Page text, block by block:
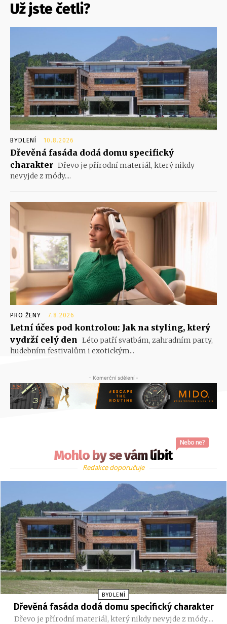
Už jste četli?
BYDLENÍ 10.8.2026
Dřevěná fasáda dodá domu specifický
charakter Dřevo je přírodní materiál, který nikdy
nevyjde z módy....
PRO ŽENY 7.8.2026
Letní účes pod kontrolou: Jak na styling, který
vydrží celý den Léto patří svatbám, zahradním party,
hudebním festivalům i exotickým...
- Komerční sdělení -
Mohlo by se vám líbit
Nebo ne?
Redakce doporučuje
BYDLENÍ
Dřevěná fasáda dodá domu specifický charakter
Dřevo je přírodní materiál, který nikdy nevyjde z módy....